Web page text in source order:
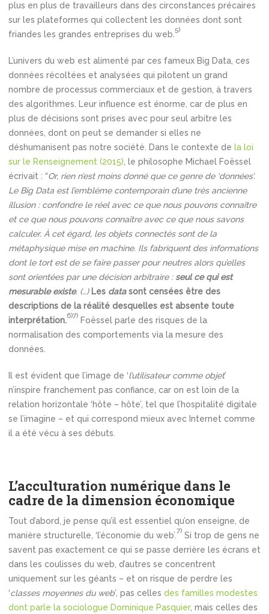
plus en plus de travailleurs dans des circonstances précaires
sur les plateformes qui collectent les données dont sont
friandes les grandes entreprises du web.
5)
L’univers du web est alimenté par ces fameux Big Data, ces
données récoltées et analysées qui pilotent un grand
nombre de processus commerciaux et de gestion, à travers
des algorithmes. Leur influence est énorme, car de plus en
plus de décisions sont prises avec pour seul arbitre les
données, dont on peut se demander si elles ne
déshumanisent pas notre société. Dans le contexte de la loi
sur le Renseignement (2015) , le philosophe Michael Foëssel
écrivait : “Or, rien n’est moins donné que ce genre de ‘données’.
Le Big Data est l’emblème contemporain d’une très ancienne
illusion : confondre le réel avec ce que nous pouvons connaître
et ce que nous pouvons connaître avec ce que nous savons
calculer. À cet égard, les objets connectés sont de la
métaphysique mise en machine. Ils fabriquent des informations
dont le tort est de se faire passer pour neutres alors qu’elles
sont orientées par une décision arbitraire :seul ce qui est
mesurable existe. (…) Les datasont censées être des
descriptions de la réalité desquelles est absente toute
interprétation.
6)7)
Foëssel parle des risques de la
normalisation des comportements via la mesure des
données.
Il est évident que l’image de ‘l’utilisateur comme objet’
n’inspire franchement pas confiance, car on est loin de la
relation horizontale ‘hôte – hôte’, tel que l’hospitalité digitale
se l’imagine – et qui correspond mieux avec Internet comme
il a été vécu à ses débuts.
L’acculturation numérique dans le
cadre de la dimension économique
Tout d’abord, je pense qu’il est essentiel qu’on enseigne, de
manière structurelle, ‘l’économie du web’.
7)
Si trop de gens ne
savent pas exactement ce qui se passe derrière les écrans et
dans les coulisses du web, d’autres se concentrent
uniquement sur les géants – et on risque de perdre les
‘classes moyennes du web’, pas celles des familles modestes
dont parle la sociologue Dominique Pasquier, mais celles des